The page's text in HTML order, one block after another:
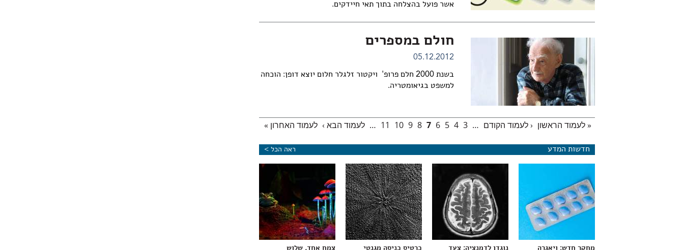
אשר פועל בהצלחה בתוך תאי חיידקים.
חולם במספרים
05.12.2012
בשנת 2000 חלם פרופ' ויקטור זלגלר חלום יוצא דופן: הוכחה
למשפט בגיאומטריה.
עמודים
« לעמוד הראשון ‹ לעמוד הקודם …
3
4
5
6
7
8
9
10
11
… לעמוד הבא › לעמוד האחרון »
חדשות המדע ראה הכל >
מחקר חדש: ויאגרה
נוגדן לדמנציה: צעד
כרטיס כניסה מגנטי
צמח אחד, שלוש